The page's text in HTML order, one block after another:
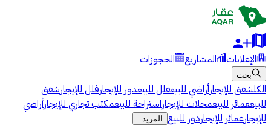
الإعلانات المشاريع الحجوزات
بحث
الكلشقق للإيجارأراضي للبيعفلل للبيعدور للإيجارفلل للإيجارشقق
للبيععمائر للبيعمحلات للإيجاراستراحة للبيعمكتب تجاري للإيجارأراضي
للإيجارعمائر للإيجاردور للبيع المزيد